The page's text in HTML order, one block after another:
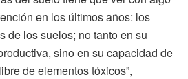
en los últimos años: los
de los suelos; no tanto en su
sino en su capacidad de
de elementos tóxicos”,